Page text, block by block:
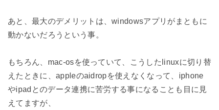
あと、最大のデメリットは、windowsアプリがまともに
動かないだろうという事。
もちろん、mac-osを使っていて、こうしたlinuxに切り替
えたときに、appleのaidropを使えなくなって、iphone
やipadとのデータ連携に苦労する事になることも目に見
えてますが、